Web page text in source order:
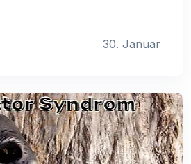
30. Januar